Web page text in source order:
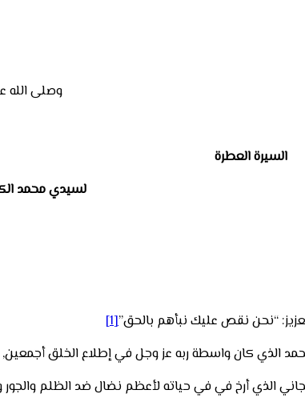
وصلى الله
السيرة العطرة
لسيدي محمد
“نحن نقص عليك نبأهم بالحق”[1]
الذي كان واسطة ربه عز وجل في إطلاع الخلق
الذي أرخ في في حياته لأعظم نضال ضد الظلم والجور